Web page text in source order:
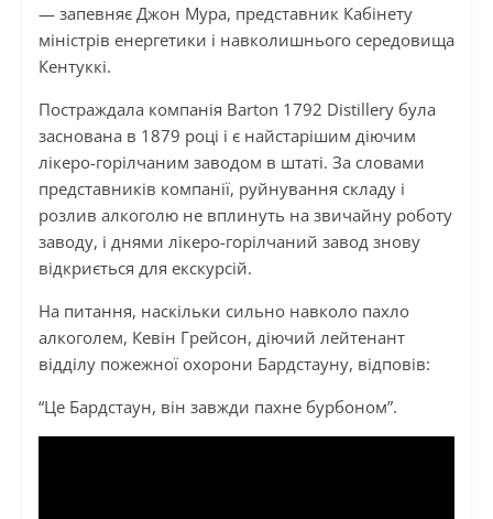
— запевняє Джон Мура, представник Кабінету
міністрів енергетики і навколишнього середовища
Кентуккі.
Постраждала компанія Barton 1792 Distillery була
заснована в 1879 році і є найстарішим діючим
лікеро-горілчаним заводом в штаті. За словами
представників компанії, руйнування складу і
розлив алкоголю не вплинуть на звичайну роботу
заводу, і днями лікеро-горілчаний завод знову
відкриється для екскурсій.
На питання, наскільки сильно навколо пахло
алкоголем, Кевін Грейсон, діючий лейтенант
відділу пожежної охорони Бардстауну, відповів:
“Це Бардстаун, він завжди пахне бурбоном”.